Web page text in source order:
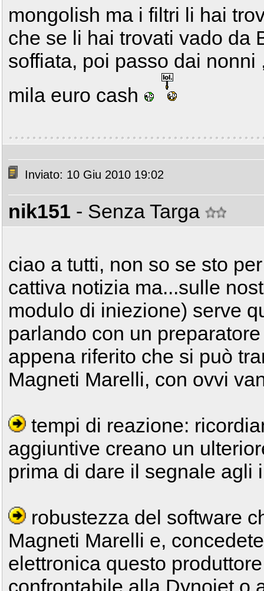
mongolish ma i filtri li hai
che se li hai trovati vado da
soffiata, poi passo dai
mila euro cash
Inviato: 10 Giu 2010 19:02
nik151 - Senza Targa
ciao a tutti, non so se sto
cattiva notizia ma...sulle
modulo di iniezione) serve
parlando con un
appena riferito che si può
Magneti Marelli, con ovvi
tempi di reazione:
aggiuntive creano un
prima di dare il segnale agli
robustezza del software
Magneti Marelli e,
elettronica questo
confrontabile alla Dynojet o